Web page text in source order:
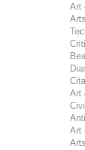
Art
Art
Art